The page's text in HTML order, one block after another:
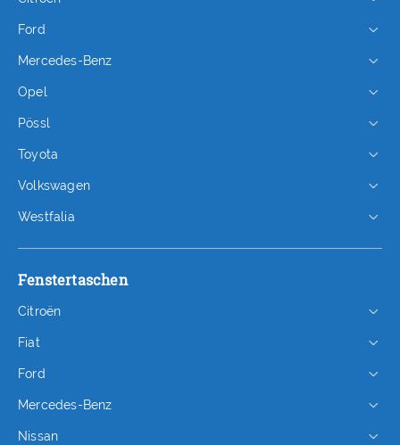
Ford
Mercedes-Benz
Opel
Pössl
Toyota
Volkswagen
Westfalia
Fenstertaschen
Citroën
Fiat
Ford
Mercedes-Benz
Nissan